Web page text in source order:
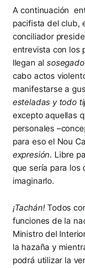
A continuación
pacifista del club,
conciliador
entrevista con los
llegan al
cabo actos
manifestarse a
esteladas y todo
excepto aquellas
personales
para eso el Nou
expresión. Libre
que sería para los
imaginarlo.
¡Tachán!Todos
funciones de la
Ministro del
la hazaña y
podrá utilizar la